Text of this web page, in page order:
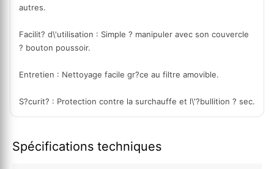
autres.
Facilit? d\'utilisation : Simple ? manipuler avec son couvercle
? bouton poussoir.
Entretien : Nettoyage facile gr?ce au filtre amovible.
S?curit? : Protection contre la surchauffe et l\'?bullition ? sec.
Spécifications techniques